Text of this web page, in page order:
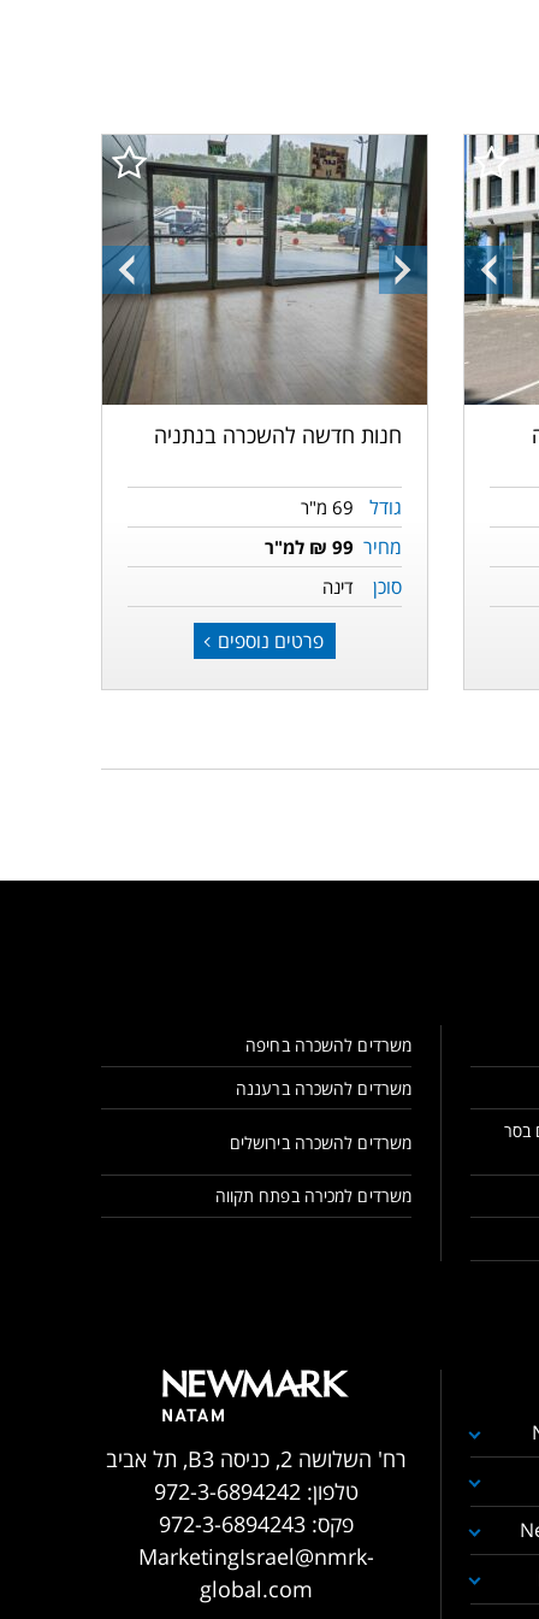
התמונה
הקודמת
התמונה
הקודמת
התמונה
חנות חדשה להשכרה בנתניה
גודל 69 מ"ר
מחיר 99 ₪ למ"ר
סוכן דינה
פרטים נוספים
משרדים להשכרה בחיפה
משרדים להשכרה ברעננה
בסר
משרדים להשכרה בירושלים
משרדים למכירה בפתח תקווה
רח' השלושה 2, כניסה B3, תל אביב
טלפון:972-3-6894242
פקס:972-3-6894243
MarketingIsrael@nmrk-
global.com